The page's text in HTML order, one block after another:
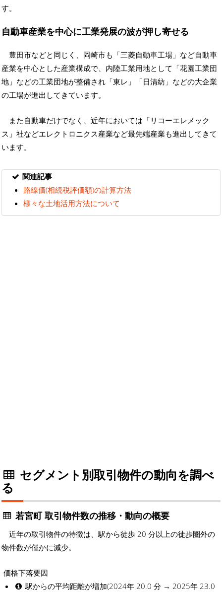
す。
自動車産業を中心に工業発展の波が押し寄せる
豊田市などと同じく、岡崎市も「三菱自動車工場」など自動車
産業を中心とした産業構成で、内陸工業用地として「花園工業団
地」などの工業団地が整備され「東レ」「日清紡」などの大企業
の工場が進出してきています。
また自動車だけでなく、近年においては「リコーエレメック
ス」社などエレクトロニクス産業など最先端産業も進出してきて
います。
関連記事
路線価(相続税評価額)の計算方法
様々な土地活用方法について
セグメント別取引物件の動向を調べ
る
若宮町 取引物件数の推移・動向の概要
近年の取引物件の特徴は、駅から徒歩 20 分以上の徒歩圏外の
物件数が僅かに減少。
価格下落要因
駅からの平均距離が増加(2024年 20.0 分 → 2025年 23.0